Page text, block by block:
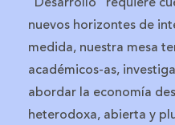
nuevos horizontes de
medida, nuestra mesa
académicos-as,
abordar la economía
heterodoxa, abierta y